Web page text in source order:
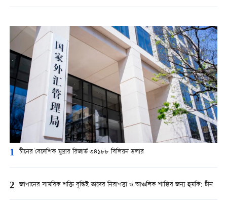
1 চীনের বৈদেশিক মুদ্রার রিজার্ভ ৩৪১৮৮ বিলিয়ন ডলার
2 জাপানের সামরিক শক্তি বৃদ্ধিই তাদের নিরাপত্তা ও আঞ্চলিক শান্তির জন্য হুমকি: চীন